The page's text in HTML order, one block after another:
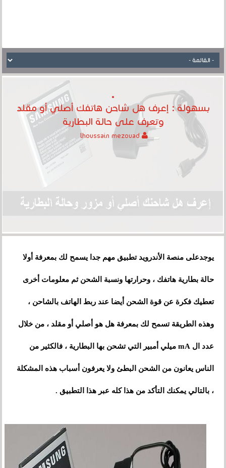
بسهولة : إعرف هل شاحن هاتفك أصلي أو مقلد
وتعرف على حالة البطارية
يوجدعلى منصة الأندرويد تطبيق مهم جدا يسمح لك بمعرفة أولا
حالة بطارية هاتفك ، وحرارتها ونسبة الشحن ثم معلومات أخرى
تعطيك فكرة عن قوة الشحن أيضا عند ربط الهاتف بالشاحن ،
وهذه الطريقة تسمح لك بمعرفة هل هو أصلي أو مقلد ، من خلال
عدد ال mA ميلي أمبير التي تشحن بها البطارية ، فالكثير من
الناس يعانون من الشحن البطئ ولا يعرفون أسباب هذه المشكلة
، بالتالي يمكنك التأكد من هذا كله عبر هذا التطبيق .